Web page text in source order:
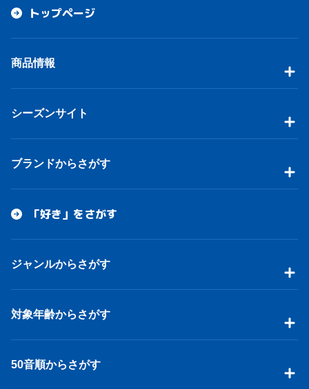
トップページ
商品情報
シーズンサイト
ブランドからさがす
「好き」をさがす
ジャンルからさがす
対象年齢からさがす
50音順からさがす